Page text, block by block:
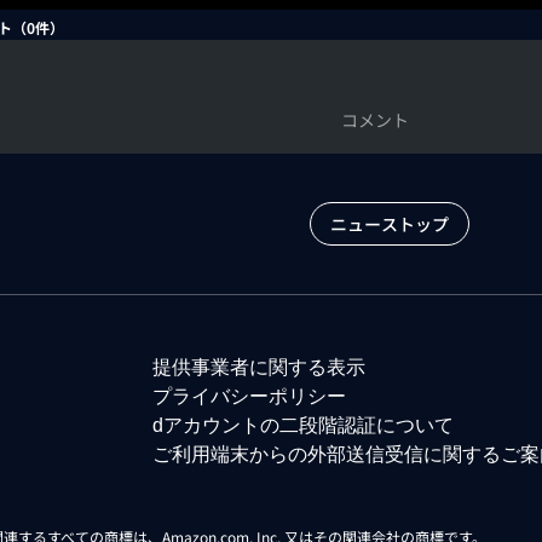
（0件）
コメント
ニューストップ
提供事業者に関する表示
プライバシーポリシー
dアカウントの二段階認証について
ご利用端末からの外部送信受信に関するご案
するすべての商標は、Amazon.com, Inc. 又はその関連会社の商標です。